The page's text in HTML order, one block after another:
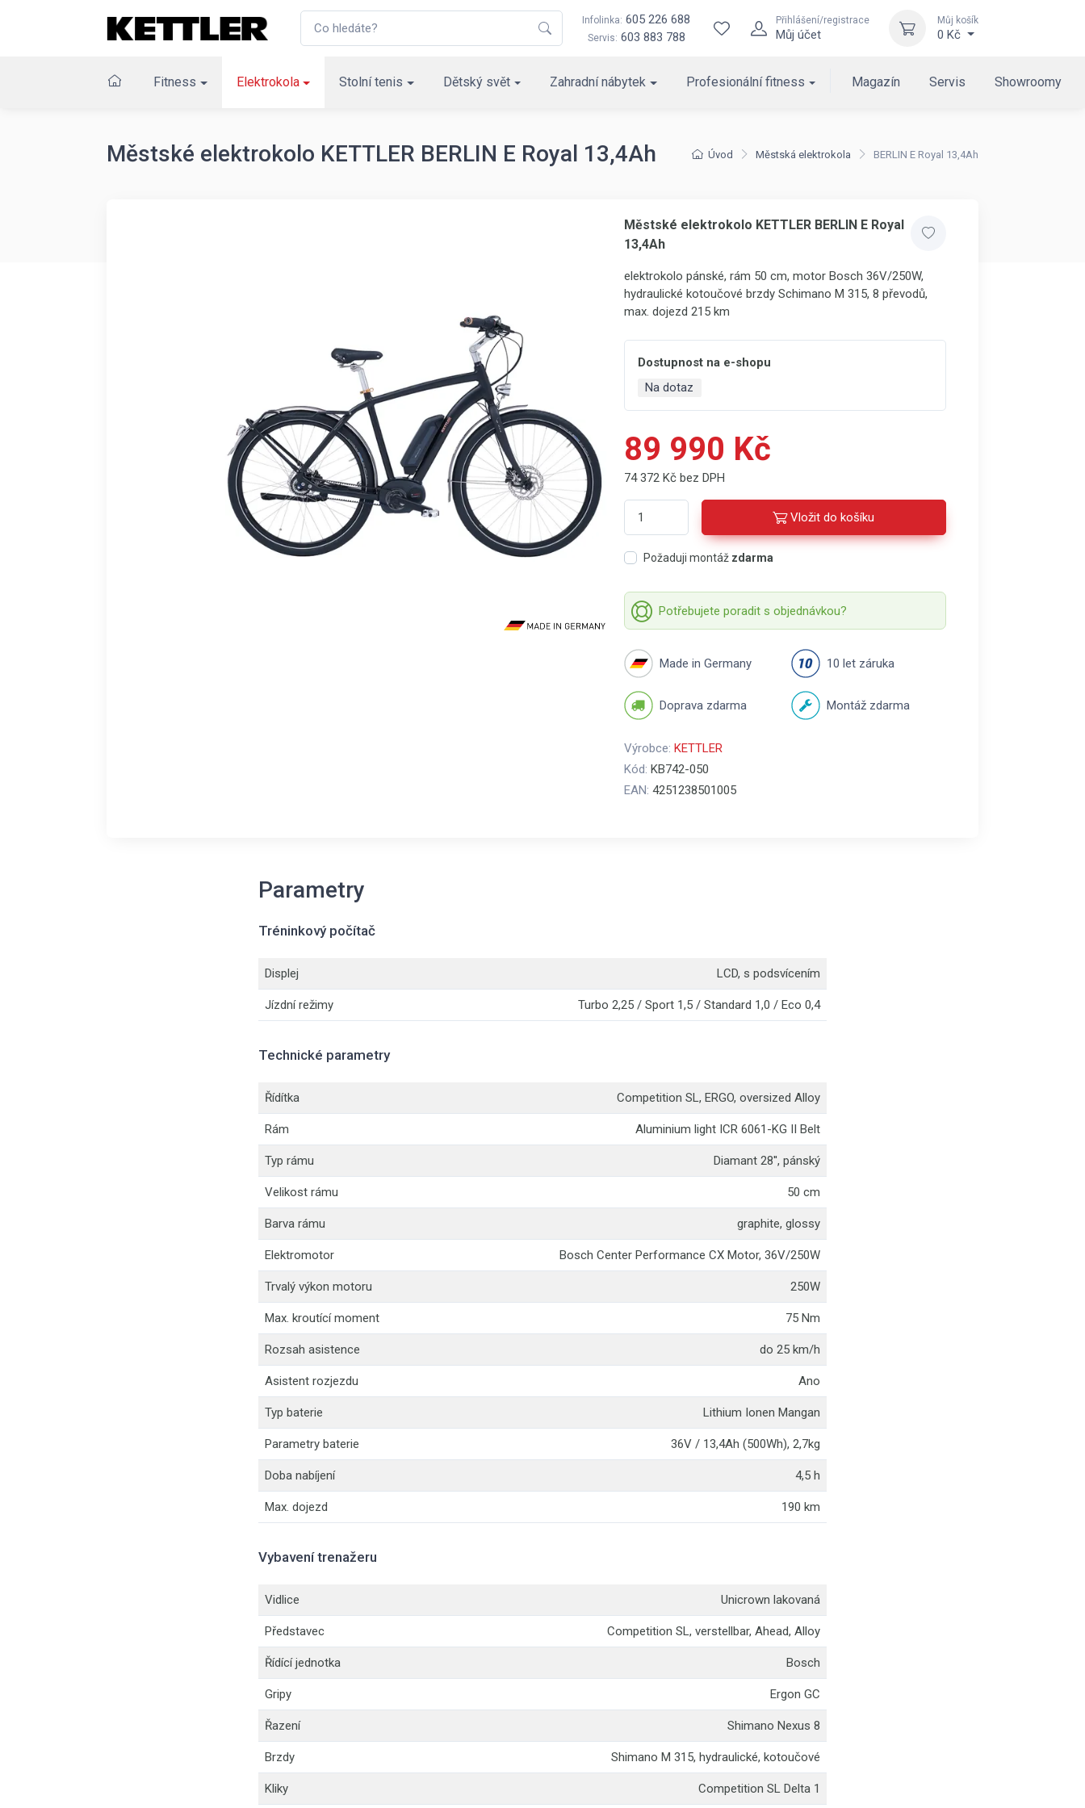
Infolinka: 605 226 688
Servis: 603 883 788
Přihlášení/registrace
Můj účet
Můj košík
0 Kč
Fitness Elektrokola Stolní tenis Dětský svět Zahradní nábytek Profesionální fitness Magazín Servis Showroomy
Úvod Městská elektrokola BERLIN E Royal 13,4Ah
Městské elektrokolo KETTLER BERLIN E Royal 13,4Ah
Městské elektrokolo KETTLER BERLIN E Royal
13,4Ah
elektrokolo pánské, rám 50 cm, motor Bosch 36V/250W,
hydraulické kotoučové brzdy Schimano M 315, 8 převodů,
max. dojezd 215 km
Dostupnost na e-shopu
Na dotaz
89 990 Kč
74 372 Kč bez DPH
Vložit do košíku
Požaduji montáž zdarma
Potřebujete poradit s objednávkou?
Made in Germany 10 let záruka
Doprava zdarma Montáž zdarma
Výrobce: KETTLER
Kód: KB742-050
EAN: 4251238501005
Parametry
Tréninkový počítač
Displej LCD, s podsvícením
Jízdní režimy Turbo 2,25 / Sport 1,5 / Standard 1,0 / Eco 0,4
Technické parametry
Řídítka Competition SL, ERGO, oversized Alloy
Rám Aluminium light ICR 6061-KG II Belt
Typ rámu Diamant 28'', pánský
Velikost rámu 50 cm
Barva rámu graphite, glossy
Elektromotor Bosch Center Performance CX Motor, 36V/250W
Trvalý výkon motoru 250W
Max. kroutící moment 75 Nm
Rozsah asistence do 25 km/h
Asistent rozjezdu Ano
Typ baterie Lithium Ionen Mangan
Parametry baterie 36V / 13,4Ah (500Wh), 2,7kg
Doba nabíjení 4,5 h
Max. dojezd 190 km
Vybavení trenažeru
Vidlice Unicrown lakovaná
Představec Competition SL, verstellbar, Ahead, Alloy
Řídící jednotka Bosch
Gripy Ergon GC
Řazení Shimano Nexus 8
Brzdy Shimano M 315, hydraulické, kotoučové
Kliky Competition SL Delta 1